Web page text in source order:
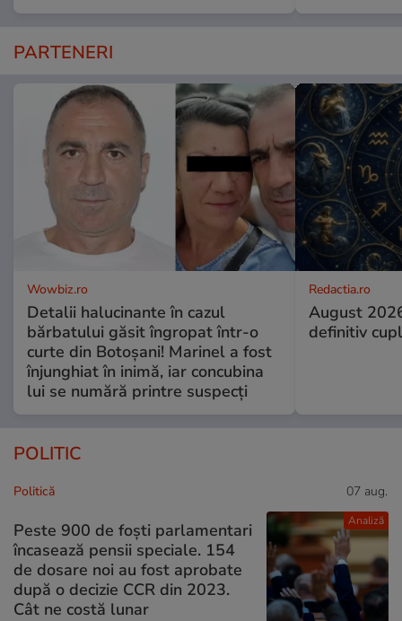
PARTENERI
Wowbiz.ro
Detalii halucinante în cazul
bărbatului găsit îngropat într-o
curte din Botoșani! Marinel a fost
înjunghiat în inimă, iar concubina
lui se numără printre suspecți
Redactia.ro
August
definitiv
POLITIC
Analiză
Politică 07 aug.
Peste 900 de foști parlamentari
încasează pensii speciale. 154
de dosare noi au fost aprobate
după o decizie CCR din 2023.
Cât ne costă lunar